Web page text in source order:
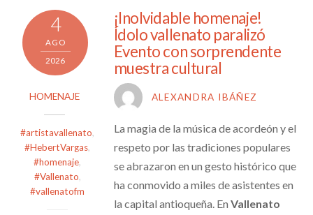
4
AGO
2026
HOMENAJE
#artistavallenato,
#HebertVargas,
#homenaje,
#Vallenato,
#vallenatofm
¡Inolvidable homenaje!
Ídolo vallenato paralizó
Evento con sorprendente
muestra cultural
ALEXANDRA IBÁÑEZ
La magia de la música de acordeón y el
respeto por las tradiciones populares
se abrazaron en un gesto histórico que
ha conmovido a miles de asistentes en
la capital antioqueña. En Vallenato